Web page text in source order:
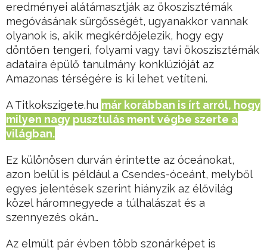
eredményei alátámasztják az ökoszisztémák
megóvásának sürgősségét, ugyanakkor vannak
olyanok is, akik megkérdőjelezik, hogy egy
döntően tengeri, folyami vagy tavi ökoszisztémák
adataira épülő tanulmány konklúzióját az
Amazonas térségére is ki lehet vetíteni.
A Titkokszigete.hu már korábban is írt arról, hogy
milyen nagy pusztulás ment végbe szerte a
világban.
Ez különösen durván érintette az óceánokat,
azon belül is például a Csendes-óceánt, melyből
egyes jelentések szerint hiányzik az élővilág
közel háromnegyede a túlhalászat és a
szennyezés okán…
Az elmúlt pár évben több szonárképet is